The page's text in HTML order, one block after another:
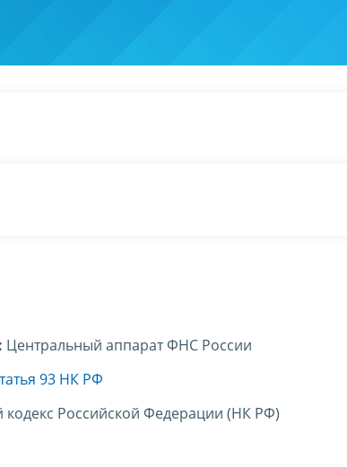
Центральный аппарат ФНС России
93 НК РФ
кодекс Российской Федерации (НК РФ)